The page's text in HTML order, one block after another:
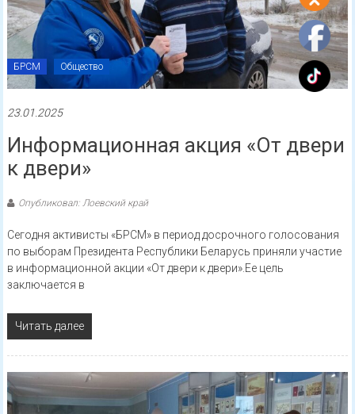
БРСМ Общество
23.01.2025
Информационная акция «От двери
к двери»
Опубликовал: Лоевский край
Сегодня активисты «БРСМ» в период досрочного голосования
по выборам Президента Республики Беларусь приняли участие
в информационной акции «От двери к двери».Ее цель
заключается в
Читать далее